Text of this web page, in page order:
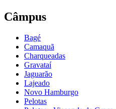
Câmpus
Bagé
Camaquã
Charqueadas
Gravataí
Jaguarão
Lajeado
Novo Hamburgo
Pelotas